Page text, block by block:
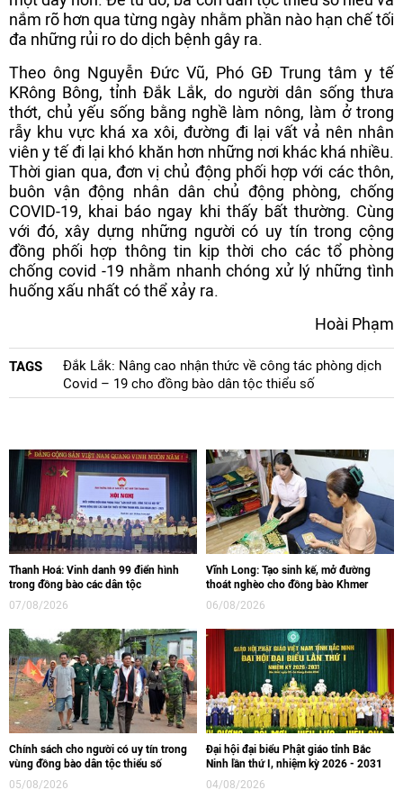
nắm rõ hơn qua từng ngày nhằm phần nào hạn chế tối
đa những rủi ro do dịch bệnh gây ra.
Theo ông Nguyễn Đức Vũ, Phó GĐ Trung tâm y tế
KRông Bông, tỉnh Đắk Lắk, do người dân sống thưa
thớt, chủ yếu sống bằng nghề làm nông, làm ở trong
rẫy khu vực khá xa xôi, đường đi lại vất vả nên nhân
viên y tế đi lại khó khăn hơn những nơi khác khá nhiều.
Thời gian qua, đơn vị chủ động phối hợp với các thôn,
buôn vận động nhân dân chủ động phòng, chống
COVID-19, khai báo ngay khi thấy bất thường. Cùng
với đó, xây dựng những người có uy tín trong cộng
đồng phối hợp thông tin kịp thời cho các tổ phòng
chống covid -19 nhằm nhanh chóng xử lý những tình
huống xấu nhất có thể xảy ra.
Hoài Phạm
TAGS
Đắk Lắk: Nâng cao nhận thức về công tác phòng dịch
Covid – 19 cho đồng bào dân tộc thiểu số
Thanh Hoá: Vinh danh 99 điển hình
trong đồng bào các dân tộc
07/08/2026
Vĩnh Long: Tạo sinh kế, mở đường
thoát nghèo cho đồng bào Khmer
06/08/2026
Chính sách cho người có uy tín trong
vùng đồng bào dân tộc thiểu số
05/08/2026
Đại hội đại biểu Phật giáo tỉnh Bắc
Ninh lần thứ I, nhiệm kỳ 2026 - 2031
04/08/2026